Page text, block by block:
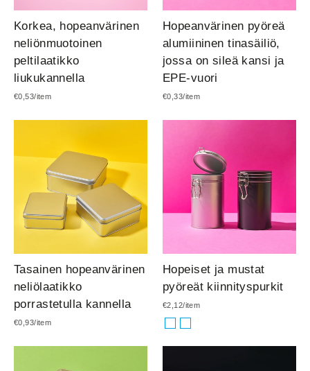
Korkea, hopeanvärinen
neliönmuotoinen
peltilaatikko
liukukannella
€0,53/item
Hopeanvärinen pyöreä
alumiininen tinasäiliö,
jossa on sileä kansi ja
EPE-vuori
€0,33/item
Tasainen hopeanvärinen
neliölaatikko
porrastetulla kannella
€0,93/item
Hopeiset ja mustat
pyöreät kiinnityspurkit
€2,12/item